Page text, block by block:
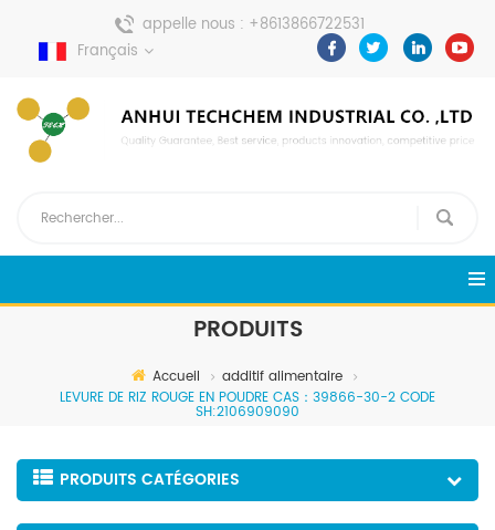
appelle nous : +8613866722531
envoyer un message :
pweiping@techemi.com
Français
PRODUITS
Accueil
additif alimentaire
LEVURE DE RIZ ROUGE EN POUDRE CAS：39866-30-2 CODE
SH:2106909090
PRODUITS CATÉGORIES